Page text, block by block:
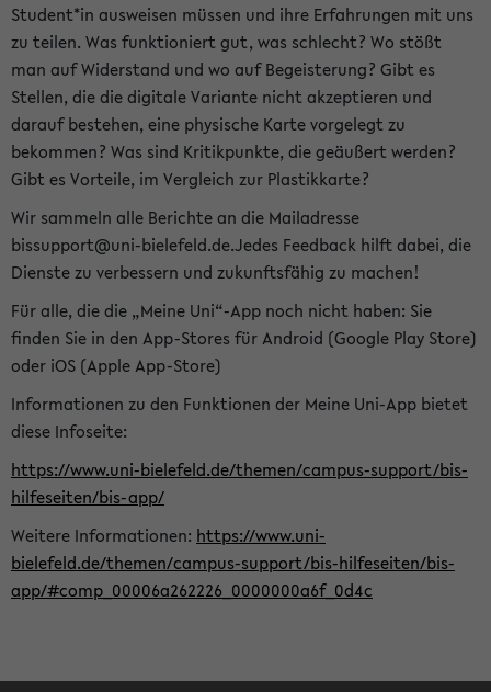
Student*in ausweisen müssen und ihre Erfahrungen mit uns
zu teilen. Was funktioniert gut, was schlecht? Wo stößt
man auf Widerstand und wo auf Begeisterung? Gibt es
Stellen, die die digitale Variante nicht akzeptieren und
darauf bestehen, eine physische Karte vorgelegt zu
bekommen? Was sind Kritikpunkte, die geäußert werden?
Gibt es Vorteile, im Vergleich zur Plastikkarte?
Wir sammeln alle Berichte an die Mailadresse
bissupport@uni-bielefeld.de.Jedes Feedback hilft dabei, die
Dienste zu verbessern und zukunftsfähig zu machen!
Für alle, die die „Meine Uni“-App noch nicht haben: Sie
finden Sie in den App-Stores für Android (Google Play Store)
oder iOS (Apple App-Store)
Informationen zu den Funktionen der Meine Uni-App bietet
diese Infoseite:
https://www.uni-bielefeld.de/themen/campus-support/bis-
hilfeseiten/bis-app/
Weitere Informationen: https://www.uni-
bielefeld.de/themen/campus-support/bis-hilfeseiten/bis-
app/#comp_00006a262226_0000000a6f_0d4c